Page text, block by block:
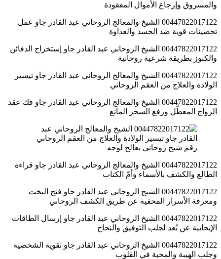
والمسروق وإرجاع الأموال المفقودة
00447822017122 الشيخ والمعالج الروحاني عبد القادر جاو عمل
تحصينات قوية ضد الحسد والعداوة
00447822017122 الشيخ الروحاني عبد القادر جاو إستخراج الدفائن
والكنوز بطريقة شرعية روحانية
00447822017122 الشيخ والمعالج الروحاني عبد القادر جاو تيسير
الولادة والعلاج من العقم الروحاني
00447822017122 الشيخ والمعالج الروحاني عبد القادر جاو فك عقد
الزواج المعطّل ورفع السحر المانع
رقم شيخ روحاني يعالج لوجه
00447822017122 الشيخ والمعالج الروحاني عبد القادر جاو قراءة
الطالع والكشف بالأسماء وأمّ الكتاب
00447822017122 الشيخ الروحاني عبد القادر جاو فتح البخت
ومعرفة الأسرار المخفية عن طريق الكشف الروحاني
00447822017122 الشيخ الروحاني عبد القادر جاو إرسال الطاقات
الإيجابية عن بُعد لجلب التوفيق والنجاح
00447822017122 الشيخ الروحاني عبد القادر جاو تقوية الشخصية
وجلب الهيبة والمحبة في القلوب